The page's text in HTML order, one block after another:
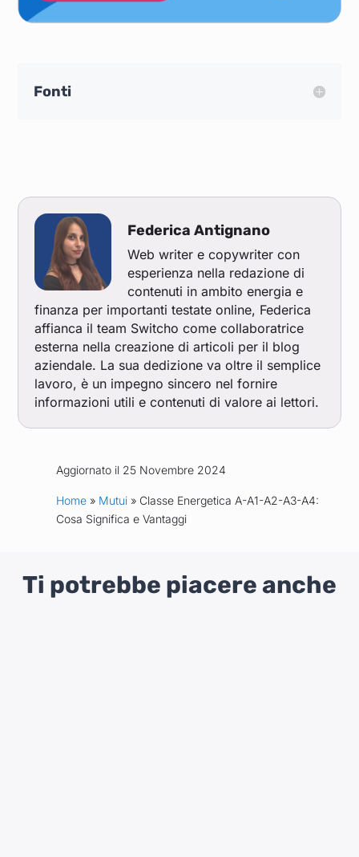
Fonti
Federica Antignano
Web writer e copywriter con
esperienza nella redazione di
contenuti in ambito energia e
finanza per importanti testate online, Federica
affianca il team Switcho come collaboratrice
esterna nella creazione di articoli per il blog
aziendale. La sua dedizione va oltre il semplice
lavoro, è un impegno sincero nel fornire
informazioni utili e contenuti di valore ai lettori.
Aggiornato il 25 Novembre 2024
Home» Mutui» Classe Energetica A-A1-A2-A3-A4:
Cosa Significa e Vantaggi
Ti potrebbe piacere anche